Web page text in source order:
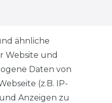
ähnliche
Website und
Daten von
(z.B. IP-
Anzeigen zu